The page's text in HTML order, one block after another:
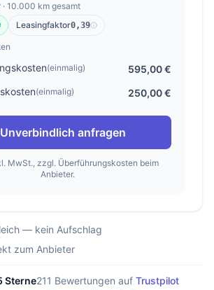
10.000 km gesamt
Leasingfaktor0,39
(einmalig)
595,00 €
(einmalig) 250,00 €
Unverbindlich anfragen
MwSt., zzgl. Überführungskosten beim
Anbieter.
— kein Aufschlag
zum Anbieter
Sterne211 Bewertungen auf Trustpilot